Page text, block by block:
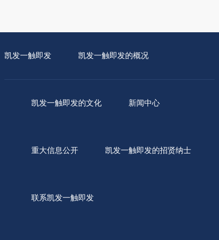
凯发一触即发 凯发一触即发的概况
凯发一触即发的文化 新闻中心
重大信息公开 凯发一触即发的招贤纳士
联系凯发一触即发